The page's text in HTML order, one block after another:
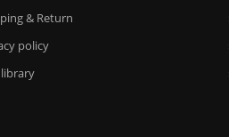
& Return
policy
library